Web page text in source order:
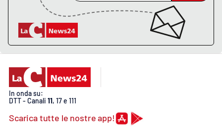
Cosenzachannel.it
Catanzarochannel.it
APP
In onda su:
DTT - Canali 11, 17 e 111
Scarica tutte le nostre app!